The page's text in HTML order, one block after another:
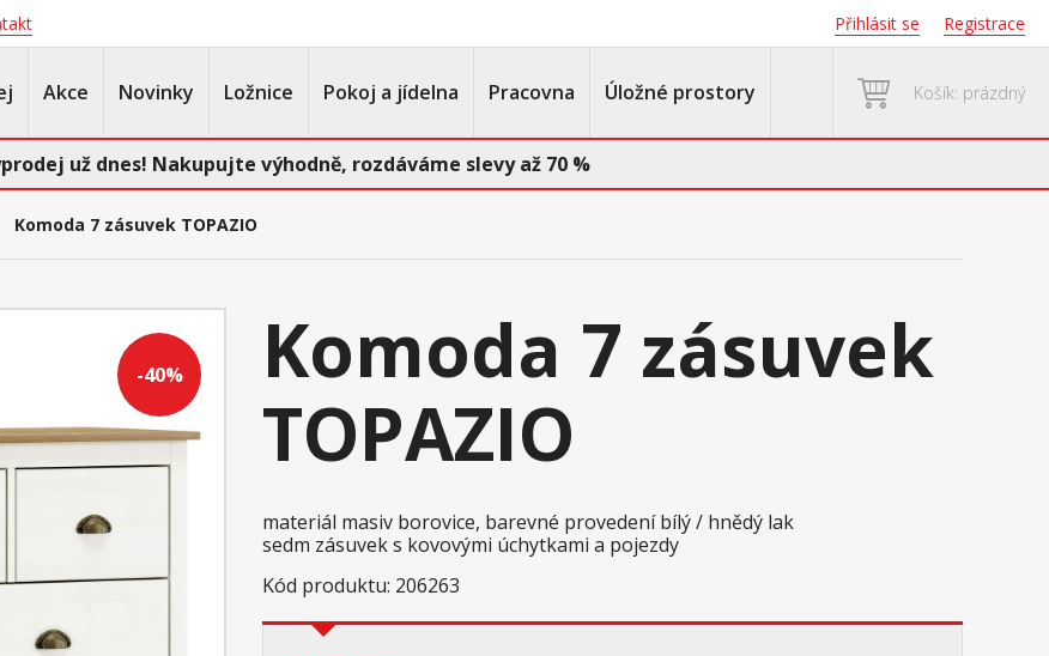
Přihlásit se Registrace
Akce Novinky Ložnice Pokoj a jídelna Pracovna Úložné prostory Košík: prázdný
už dnes! Nakupujte výhodně, rozdáváme slevy až 70 %
Komoda 7 zásuvek TOPAZIO
-40%
Komoda 7 zásuvek
TOPAZIO
materiál masiv borovice, barevné provedení bílý / hnědý lak
sedm zásuvek s kovovými úchytkami a pojezdy
Kód produktu: 206263